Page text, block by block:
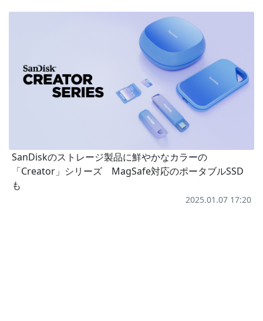
SanDiskのストレージ製品に鮮やかなカラーの
「Creator」シリーズ MagSafe対応のポータブルSSD
も
2025.01.07 17:20